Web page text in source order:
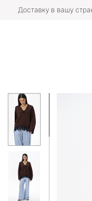
Доставку в вашу